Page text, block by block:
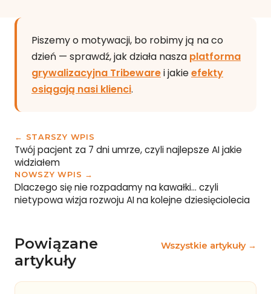
Piszemy o motywacji, bo robimy ją na co
dzień — sprawdź, jak działa nasza platforma
grywalizacyjna Tribewarei jakieefekty
osiągają nasi klienci.
← STARSZY WPIS
Twój pacjent za 7 dni umrze, czyli najlepsze AI jakie
widziałem
NOWSZY WPIS →
Dlaczego się nie rozpadamy na kawałki… czyli
nietypowa wizja rozwoju AI na kolejne dziesięciolecia
Powiązane
artykuły
Wszystkie artykuły →